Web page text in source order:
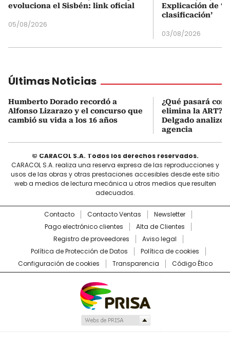
evoluciona el Sisbén: link oficial
05/08/2026
Explicación de
clasificación’
03/08/2026
Últimas Noticias
Humberto Dorado recordó a
Alfonso Lizarazo y el concurso que
cambió su vida a los 16 años
¿Qué pasará con
elimina la ART?
Delgado analizó
agencia
© CARACOL S.A. Todos los derechos reservados.
CARACOL S.A. realiza una reserva expresa de las reproducciones y
usos de las obras y otras prestaciones accesibles desde este sitio
web a medios de lectura mecánica u otros medios que resulten
adecuados.
Contacto Contacto Ventas
Newsletter
Pago electrónico clientes
Alta de Clientes
Registro de proveedores
Aviso legal
Política de Protección de Datos
Política de cookies
Configuración de cookies
Transparencia Código Ético